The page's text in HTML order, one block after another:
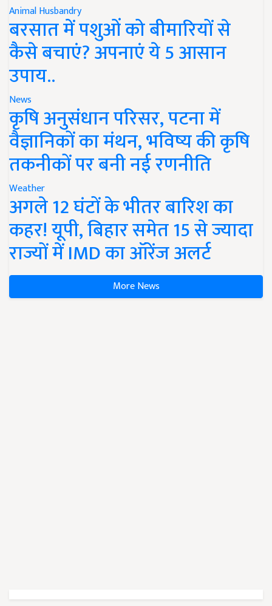
Animal Husbandry
बरसात में पशुओं को बीमारियों से
कैसे बचाएं? अपनाएं ये 5 आसान
उपाय..
News
कृषि अनुसंधान परिसर, पटना में
वैज्ञानिकों का मंथन, भविष्य की कृषि
तकनीकों पर बनी नई रणनीति
Weather
अगले 12 घंटों के भीतर बारिश का
कहर! यूपी, बिहार समेत 15 से ज्यादा
राज्यों में IMD का ऑरेंज अलर्ट
More News